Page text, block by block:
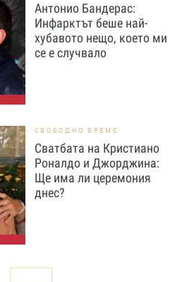
Антонио Бандерас:
Инфарктът беше най-
хубавото нещо, което ми
се е случвало
СВОБОДНО ВРЕМЕ
Сватбата на Кристиано
Роналдо и Джорджина:
Ще има ли церемония
днес?